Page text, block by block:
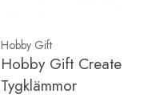
Hobby Gift
Hobby Gift Create
Tygklämmor